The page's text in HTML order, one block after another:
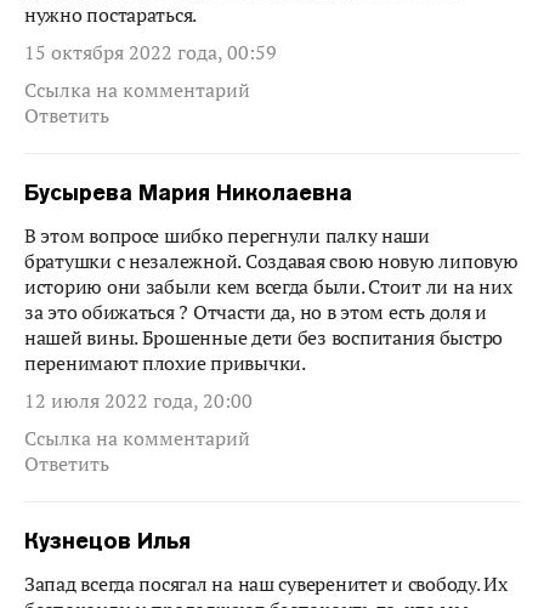
нужно постараться.
15 октября 2022 года, 00:59
Ссылка на комментарий
Ответить
Бусырева Мария Николаевна
В этом вопросе шибко перегнули палку наши
братушки с незалежной. Создавая свою новую липовую
историю они забыли кем всегда были. Стоит ли на них
за это обижаться ? Отчасти да, но в этом есть доля и
нашей вины. Брошенные дети без воспитания быстро
перенимают плохие привычки.
12 июля 2022 года, 20:00
Ссылка на комментарий
Ответить
Кузнецов Илья
Запад всегда посягал на наш суверенитет и свободу. Их